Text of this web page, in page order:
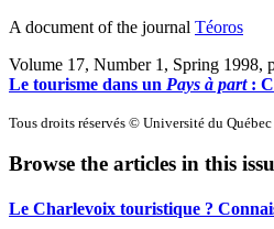
A document of the journal Téoros
Volume 17, Number 1, Spring 1998,
Le tourisme dans un Pays à part: C
Tous droits réservés © Université du
Browse the articles in this
Le Charlevoix touristique ?